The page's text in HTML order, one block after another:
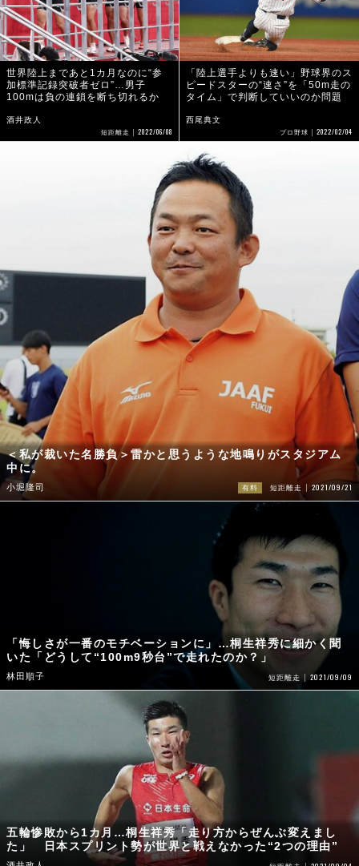
世界陸上まであと1カ月なのに“参
加標準記録突破者ゼロ”…男子
100mは負の連鎖を断ち切れるか
酒井政人
短距離走 2022/06/08
「陸上選手よりも速い」野球界のス
ピードスターの“速さ”を「50m走の
タイム」で判断していいのか問題
西尾典文
プロ野球 2022/02/04
＜私が裁いた名勝負＞雷かと思うような地鳴りがスタジアム
中に。
小堀隆司 有料 短距離走 2021/09/21
「悔しさが一番のモチベーションに」…桐生祥秀に細かく聞
いた「どうして“100m9秒台”で走れたのか？」
林田順子 短距離走 2021/09/09
五輪惨敗から1カ月…桐生祥秀「走り方からぜんぶ変えまし
た」 日本スプリント勢が世界と戦えなかった“2つの理由”